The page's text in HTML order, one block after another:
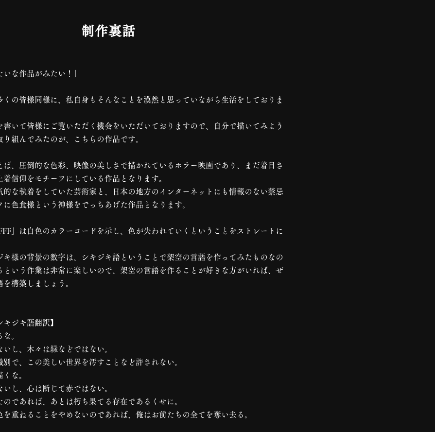
制作裏話
いな作品がみたい！」
くの皆様同様に、私自身もそんなことを漠然と思っていながら生活をしておりま
書いて皆様にご覧いただく機会をいただいておりますので、自分で描いてみよう
組んでみたのが、こちらの作品です。
ば、圧倒的な色彩、映像の美しさで描かれているホラー映画であり、まだ着目さ
着信仰をモチーフにしている作品となります。
的な執着をしていた芸術家と、日本の地方のインターネットにも情報のない禁忌
色食様という神様をでっちあげた作品となります。
」は白色のカラーコードを示し、色が失われていくということをストレートに
キ様の背景の数字は、シキジキ語ということで架空の言語を作ってみたものなの
という作業は非常に楽しいので、架空の言語を作ることが好きな方がいれば、ぜ
構築しましょう。
キジキ語翻訳】
。
し、木々は緑などではない。
別で、この美しい世界を汚すことなど許されない。
な。
し、心は断じて赤ではない。
であれば、あとは朽ち果てる存在であるくせに。
を重ねることをやめないのであれば、俺はお前たちの全てを奪い去る。